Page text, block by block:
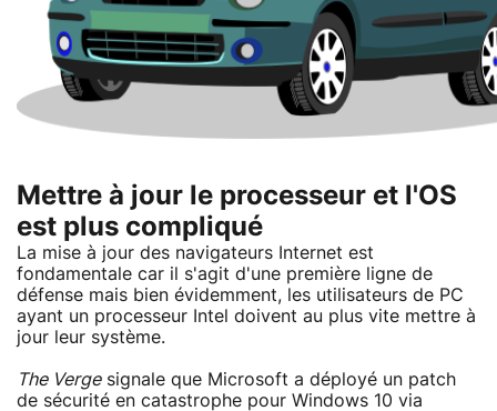
Mettre à jour le processeur et l'OS
est plus compliqué
La mise à jour des navigateurs Internet est
fondamentale car il s'agit d'une première ligne de
défense mais bien évidemment, les utilisateurs de PC
ayant un processeur Intel doivent au plus vite mettre à
jour leur système.
The Vergesignale que Microsoft a déployé un patch
de sécurité en catastrophe pour Windows 10 via